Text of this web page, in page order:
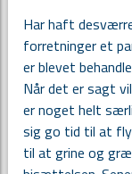
Har haft
forretninger et
er blevet
Når det er sagt
er noget helt
sig go tid til at
til at grine og